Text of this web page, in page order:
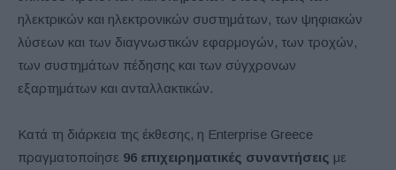
ηλεκτρικών και ηλεκτρονικών συστημάτων, των ψηφιακών
λύσεων και των διαγνωστικών εφαρμογών, των τροχών,
των συστημάτων πέδησης και των σύγχρονων
εξαρτημάτων και ανταλλακτικών.
Κατά τη διάρκεια της έκθεσης, η Enterprise Greece
πραγματοποίησε 96 επιχειρηματικές συναντήσεις με